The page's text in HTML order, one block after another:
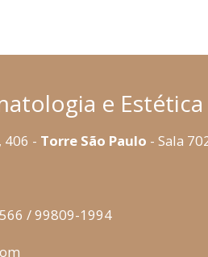
e Estética
406 - Torre São Paulo - Sala
/ 99809-1994